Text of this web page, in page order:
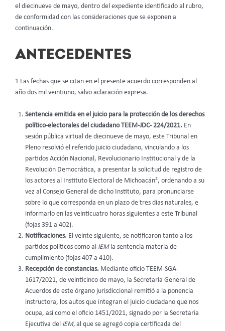
el diecinueve de mayo, dentro del expediente identificado al rubro,
de conformidad con las consideraciones que se exponen a
continuación.
ANTECEDENTES
1 Las fechas que se citan en el presente acuerdo corresponden al
año dos mil veintiuno, salvo aclaración expresa.
Sentencia emitida en el juicio para la protección de los derechos
político-electorales del ciudadano TEEM-JDC- 224/2021. En
sesión pública virtual de diecinueve de mayo, este Tribunal en
Pleno resolvió el referido juicio ciudadano, vinculando a los
partidos Acción Nacional, Revolucionario Institucional y de la
Revolución Democrática, a presentar la solicitud de registro de
los actores al Instituto Electoral de Michoacán2, ordenando a su
vez al Consejo General de dicho Instituto, para pronunciarse
sobre lo que corresponda en un plazo de tres días naturales, e
informarlo en las veinticuatro horas siguientes a este Tribunal
(fojas 391 a 402).
Notificaciones. El veinte siguiente, se notificaron tanto a los
partidos políticos como al IEM la sentencia materia de
cumplimiento (fojas 407 a 410).
Recepción de constancias. Mediante oficio TEEM-SGA-
1617/2021, de veinticinco de mayo, la Secretaria General de
Acuerdos de este órgano jurisdiccional remitió a la ponencia
instructora, los autos que integran el juicio ciudadano que nos
ocupa, así como el oficio 1451/2021, signado por la Secretaria
Ejecutiva del IEM, al que se agregó copia certificada del